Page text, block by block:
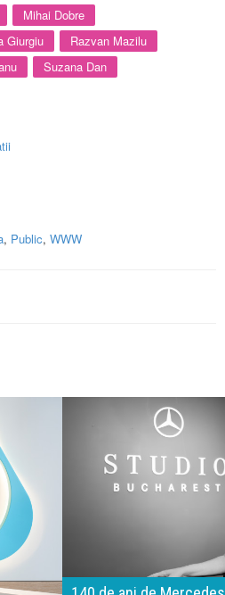
Mihai Dobre
Giurgiu
Razvan Mazilu
Suzana Dan
, Public, WWW